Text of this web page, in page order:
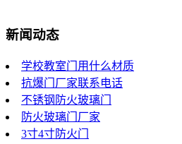
新闻动态
学校教室门用什么材质
抗爆门厂家联系电话
不锈钢防火玻璃门
防火玻璃门厂家
3寸4寸防火门